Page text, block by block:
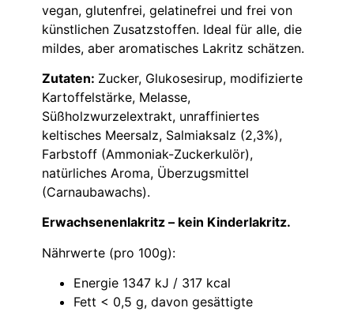
vegan, glutenfrei, gelatinefrei und frei von
künstlichen Zusatzstoffen. Ideal für alle, die
mildes, aber aromatisches Lakritz schätzen.
Zutaten: Zucker, Glukosesirup, modifizierte
Kartoffelstärke, Melasse,
Süßholzwurzelextrakt, unraffiniertes
keltisches Meersalz, Salmiaksalz (2,3%),
Farbstoff (Ammoniak-Zuckerkulör),
natürliches Aroma, Überzugsmittel
(Carnaubawachs).
Erwachsenenlakritz – kein Kinderlakritz.
Nährwerte (pro 100g):
Energie 1347 kJ / 317 kcal
Fett < 0,5 g, davon gesättigte